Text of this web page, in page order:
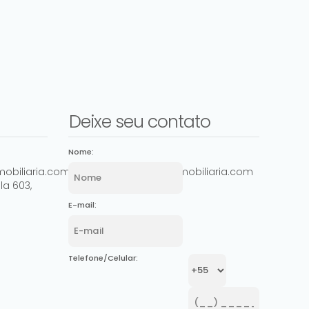
Cachoeirinha, Rio Grande do Sul, Brasil
comercial@ashowimobiliaria.com
603,
Deixe seu contato
Nome:
E-mail:
Telefone/Celular: